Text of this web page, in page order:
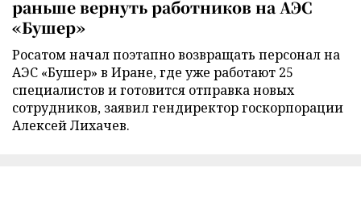
раньше вернуть работников на АЭС
«Бушер»
Росатом начал поэтапно возвращать персонал на
АЭС «Бушер» в Иране, где уже работают 25
специалистов и готовится отправка новых
сотрудников, заявил гендиректор госкорпорации
Алексей Лихачев.